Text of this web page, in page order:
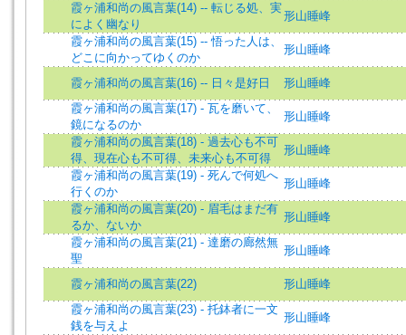
霞ヶ浦和尚の風言葉(14) -- 転じる処、実
によく幽なり
形山睡峰
霞ヶ浦和尚の風言葉(15) -- 悟った人は、
どこに向かってゆくのか
形山睡峰
霞ヶ浦和尚の風言葉(16) -- 日々是好日
形山睡峰
霞ヶ浦和尚の風言葉(17) - 瓦を磨いて、
鏡になるのか
形山睡峰
霞ヶ浦和尚の風言葉(18) - 過去心も不可
得、現在心も不可得、未来心も不可得
形山睡峰
霞ヶ浦和尚の風言葉(19) - 死んで何処へ
行くのか
形山睡峰
霞ヶ浦和尚の風言葉(20) - 眉毛はまだ有
るか、ないか
形山睡峰
霞ヶ浦和尚の風言葉(21) - 達磨の廊然無
聖
形山睡峰
霞ヶ浦和尚の風言葉(22)
形山睡峰
霞ヶ浦和尚の風言葉(23) - 托鉢者に一文
銭を与えよ
形山睡峰